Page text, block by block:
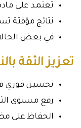
تعتمد على
نتائج مؤقتة
في بعض
تعزيز الثقة
تحسين فوري
رفع مستوى
الحفاظ على